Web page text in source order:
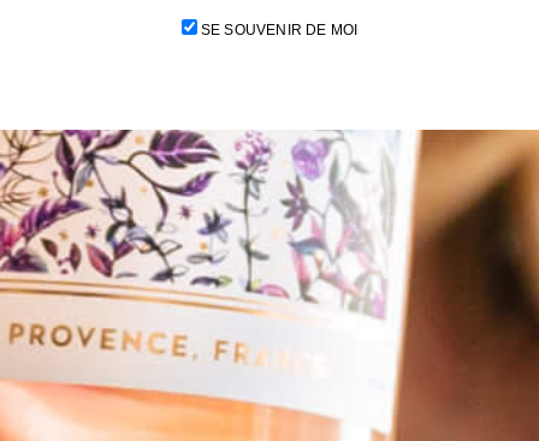
SE SOUVENIR DE MOI
MistralGin Monte-Carlo OYSTERTINI